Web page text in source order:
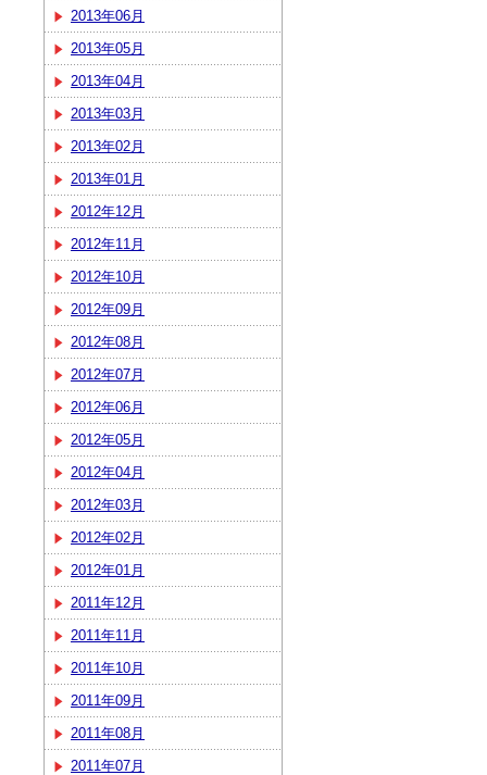
2013年06月
2013年05月
2013年04月
2013年03月
2013年02月
2013年01月
2012年12月
2012年11月
2012年10月
2012年09月
2012年08月
2012年07月
2012年06月
2012年05月
2012年04月
2012年03月
2012年02月
2012年01月
2011年12月
2011年11月
2011年10月
2011年09月
2011年08月
2011年07月